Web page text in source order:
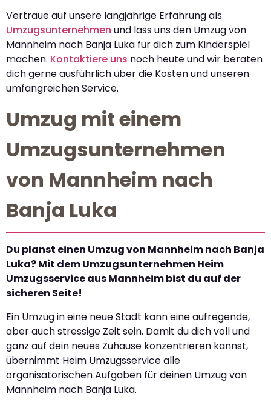
Vertraue auf unsere langjährige Erfahrung als
Umzugsunternehmen und lass uns den Umzug von
Mannheim nach Banja Luka für dich zum Kinderspiel
machen. Kontaktiere uns noch heute und wir beraten
dich gerne ausführlich über die Kosten und unseren
umfangreichen Service.
Umzug mit einem
Umzugsunternehmen
von Mannheim nach
Banja Luka
Du planst einen Umzug von Mannheim nach Banja
Luka? Mit dem Umzugsunternehmen Heim
Umzugsservice aus Mannheim bist du auf der
sicheren Seite!
Ein Umzug in eine neue Stadt kann eine aufregende,
aber auch stressige Zeit sein. Damit du dich voll und
ganz auf dein neues Zuhause konzentrieren kannst,
übernimmt Heim Umzugsservice alle
organisatorischen Aufgaben für deinen Umzug von
Mannheim nach Banja Luka.